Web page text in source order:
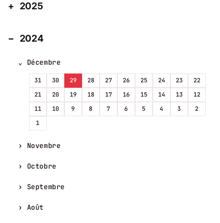
2025
2024
Décembre
31 30 29 28 27 26 25 24 23
22
21
20 19 18 17 16 15 14 13
12
11
10 9 8 7 6 5 4 3
2
1
Novembre
Octobre
Septembre
Août